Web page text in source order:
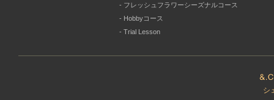
- フレッシュフラワーシーズナルコース
- Hobbyコース
- Trial Lesson
シ